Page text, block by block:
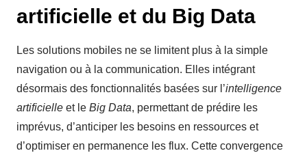
artificielle et du Big Data
Les solutions mobiles ne se limitent plus à la simple
navigation ou à la communication. Elles intégrant
désormais des fonctionnalités basées sur l’intelligence
artificielle et le Big Data, permettant de prédire les
imprévus, d’anticiper les besoins en ressources et
d’optimiser en permanence les flux. Cette convergence